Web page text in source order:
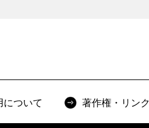
について 著作権・リン